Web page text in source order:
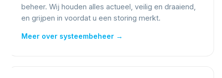
beheer. Wij houden alles actueel, veilig en draaiend,
en grijpen in voordat u een storing merkt.
Meer over systeembeheer →